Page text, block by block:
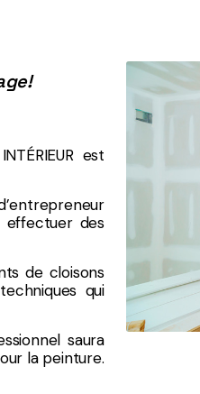
est
effectuer des
de cloisons
qui
saura
la peinture.